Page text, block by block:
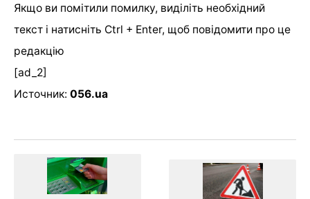
Якщо ви помітили помилку, виділіть необхідний
текст і натисніть Ctrl + Enter, щоб повідомити про це
редакцію
[ad_2]
Источник: 056.ua